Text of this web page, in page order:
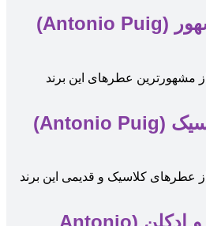
عطر و ادکلن مشهور (Antonio Puig)
Agua Brava و Quorum از مشهورترین عطرهای این برند
عطر و ادکلن کلاسیک (Antonio Puig)
Agua Brava و Quorum از عطرهای کلاسیک و قدیمی این برند